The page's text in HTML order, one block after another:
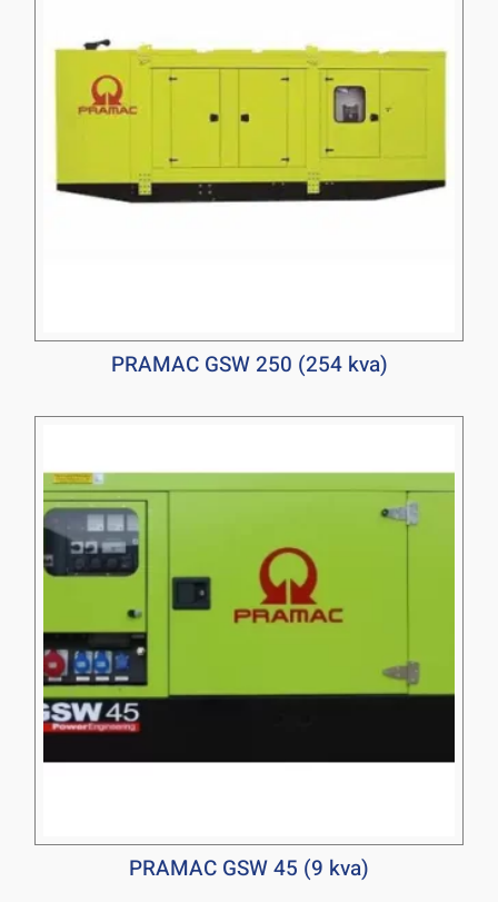
PRAMAC GSW 250 (254 kva)
PRAMAC GSW 45 (9 kva)